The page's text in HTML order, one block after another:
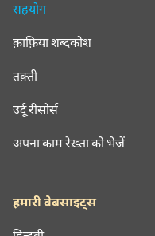
सहयोग
क़ाफ़िया शब्दकोश
तक़्ती
उर्दू रीसोर्स
अपना काम रेख़्ता को भेजें
हमारी वेबसाइट्स